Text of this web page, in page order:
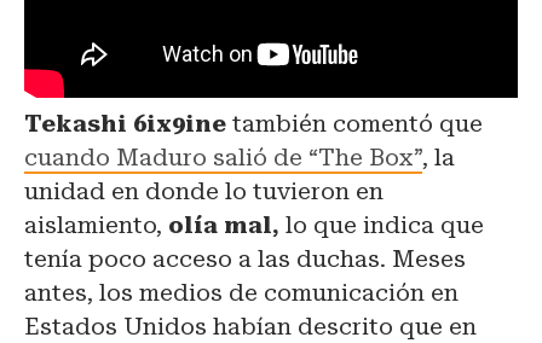
Tekashi 6ix9ine también comentó que
cuando Maduro salió de “The Box”, la
unidad en donde lo tuvieron en
aislamiento, olía mal, lo que indica que
tenía poco acceso a las duchas. Meses
antes, los medios de comunicación en
Estados Unidos habían descrito que en